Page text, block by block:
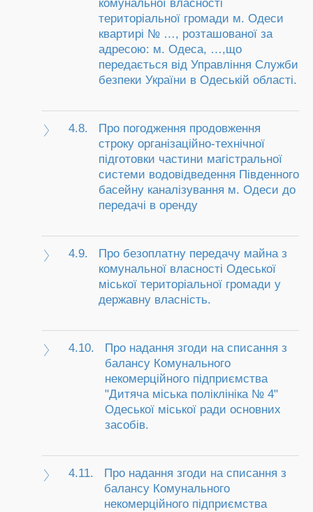
комунальної власності
територіальної громади м. Одеси
квартирі № …, розташованої за
адресою: м. Одеса, …,що
передається від Управління Служби
безпеки України в Одеській області.
4.8.
Про погодження продовження
строку організаційно-технічної
підготовки частини магістральної
системи водовідведення Південного
басейну каналізування м. Одеси до
передачі в оренду
4.9.
Про безоплатну передачу майна з
комунальної власності Одеської
міської територіальної громади у
державну власність.
4.10.
Про надання згоди на списання з
балансу Комунального
некомерційного підприємства
"Дитяча міська поліклініка № 4"
Одеської міської ради основних
засобів.
4.11.
Про надання згоди на списання з
балансу Комунального
некомерційного підприємства